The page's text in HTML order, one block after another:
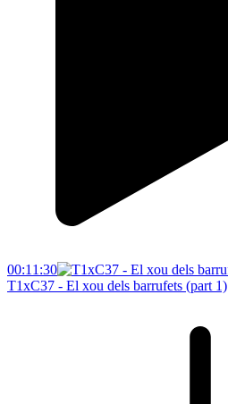
00:11:30
T1xC37 - El xou dels barrufets (part 1)